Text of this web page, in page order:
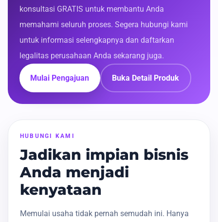
konsultasi GRATIS untuk membantu Anda
memahami seluruh proses. Segera hubungi kami
untuk informasi selengkapnya dan daftarkan
legalitas perusahaan Anda sekarang juga.
Mulai Pengajuan Buka Detail Produk
HUBUNGI KAMI
Jadikan impian bisnis
Anda menjadi
kenyataan
Memulai usaha tidak pernah semudah ini. Hanya